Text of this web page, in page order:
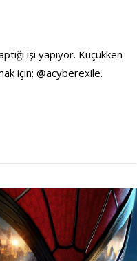
işi yapıyor. Küçükken
için: @acyberexile.